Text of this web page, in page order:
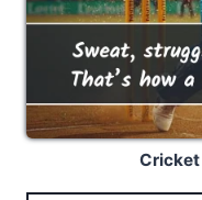
Cricket